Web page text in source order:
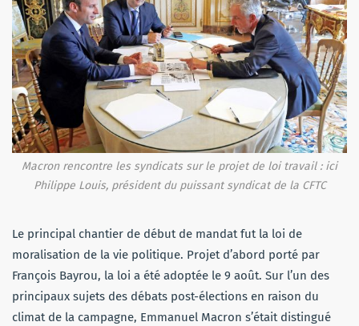
Macron rencontre les syndicats sur le projet de loi travail : ici
Philippe Louis, président du puissant syndicat de la CFTC
Le principal chantier de début de mandat fut la loi de
moralisation de la vie politique. Projet d’abord porté par
François Bayrou, la loi a été adoptée le 9 août. Sur l’un des
principaux sujets des débats post-élections en raison du
climat de la campagne, Emmanuel Macron s’était distingué